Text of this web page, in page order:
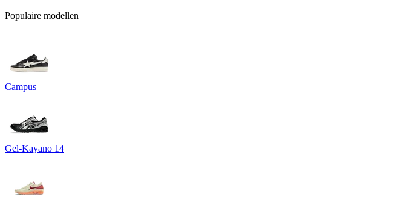
Populaire modellen
Campus
Gel-Kayano 14